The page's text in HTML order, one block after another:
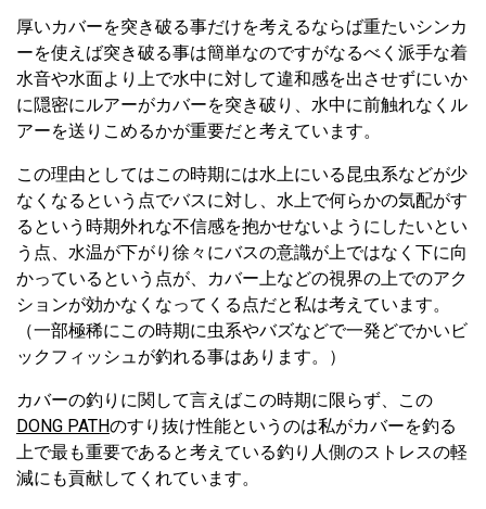
厚いカバーを突き破る事だけを考えるならば重たいシンカ
ーを使えば突き破る事は簡単なのですがなるべく派手な着
水音や水面より上で水中に対して違和感を出させずにいか
に隠密にルアーがカバーを突き破り、水中に前触れなくル
アーを送りこめるかが重要だと考えています。
この理由としてはこの時期には水上にいる昆虫系などが少
なくなるという点でバスに対し、水上で何らかの気配がす
るという時期外れな不信感を抱かせないようにしたいとい
う点、水温が下がり徐々にバスの意識が上ではなく下に向
かっているという点が、カバー上などの視界の上でのアク
ションが効かなくなってくる点だと私は考えています。
（一部極稀にこの時期に虫系やバズなどで一発どでかいビ
ックフィッシュが釣れる事はあります。）
カバーの釣りに関して言えばこの時期に限らず、この
DONG PATHのすり抜け性能というのは私がカバーを釣る
上で最も重要であると考えている釣り人側のストレスの軽
減にも貢献してくれています。